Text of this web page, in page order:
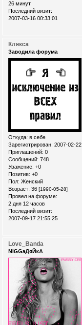
26 минут
Последний визит:
2007-03-16 00:33:01
Клякса
Заводила форума
Откуда: в себе
Зарегистрирован: 2007-02-22
Приглашений: 0
Сообщений: 748
Уважение: +0
Позитив: +0
Пол: Женский
Возраст: 36 [1990-05-28]
Провел на форуме:
2 дня 12 часов
Последний визит:
2007-09-17 21:55:25
Love_Banda
NiGGaДяЙкА